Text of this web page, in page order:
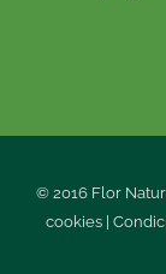
© 2016 Flor
cookies